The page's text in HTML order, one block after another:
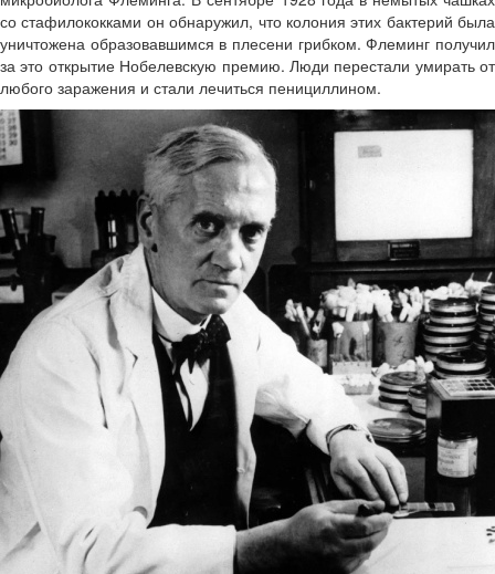
со стафилококками он обнаружил, что колония этих бактерий была
уничтожена образовавшимся в плесени грибком. Флеминг получил
за это открытие Нобелевскую премию. Люди перестали умирать от
любого заражения и стали лечиться пенициллином.